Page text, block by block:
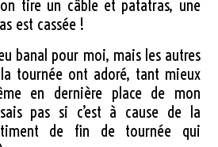
tire un câble et patatras, une
est cassée !
banal pour moi, mais les autres
tournée ont adoré, tant mieux
en dernière place de mon
pas si c’est à cause de la
de fin de tournée qui